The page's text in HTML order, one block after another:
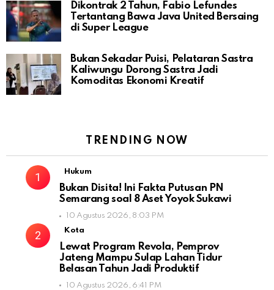
Dikontrak 2 Tahun, Fabio Lefundes
Tertantang Bawa Java United Bersaing
di Super League
Bukan Sekadar Puisi, Pelataran Sastra
Kaliwungu Dorong Sastra Jadi
Komoditas Ekonomi Kreatif
TRENDING NOW
Hukum
Bukan Disita! Ini Fakta Putusan PN
Semarang soal 8 Aset Yoyok Sukawi
10 Agustus 2026, 8:03 PM
Kota
Lewat Program Revola, Pemprov
Jateng Mampu Sulap Lahan Tidur
Belasan Tahun Jadi Produktif
10 Agustus 2026, 6:41 PM